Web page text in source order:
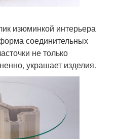
изюминкой интерьера
соединительных
не только
украшает изделия.